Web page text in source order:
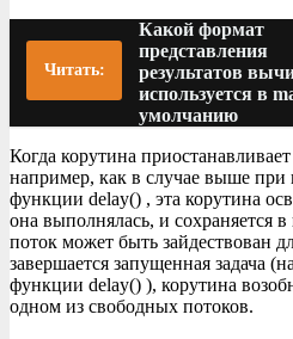
Читать:
Какой формат
представления
результатов
используется в
умолчанию
Когда корутина
например, как в случае выше
функции delay() , эта корутина
она выполнялась, и сохраняется
поток может быть зайдествован
завершается запущенная задача
функции delay() ), корутина
одном из свободных потоков.